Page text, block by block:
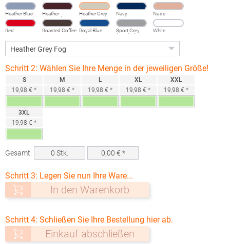
Heather Blue
Heather
Burgundy
Heather Grey
Fog
Navy Nude
Red Roasted Coffee Royal Blue
Sport Grey
(Heather)
White
Schritt 2: Wählen Sie Ihre Menge in der jeweiligen Größe!
S
19,98 € *
M
19,98 € *
L
19,98 € *
XL
19,98 € *
XXL
19,98 € *
3XL
19,98 € *
Gesamt: 0 Stk. 0,00 € *
Schritt 3: Legen Sie nun Ihre Ware...
In den Warenkorb
Schritt 4: Schließen Sie Ihre Bestellung hier ab.
Einkauf abschließen